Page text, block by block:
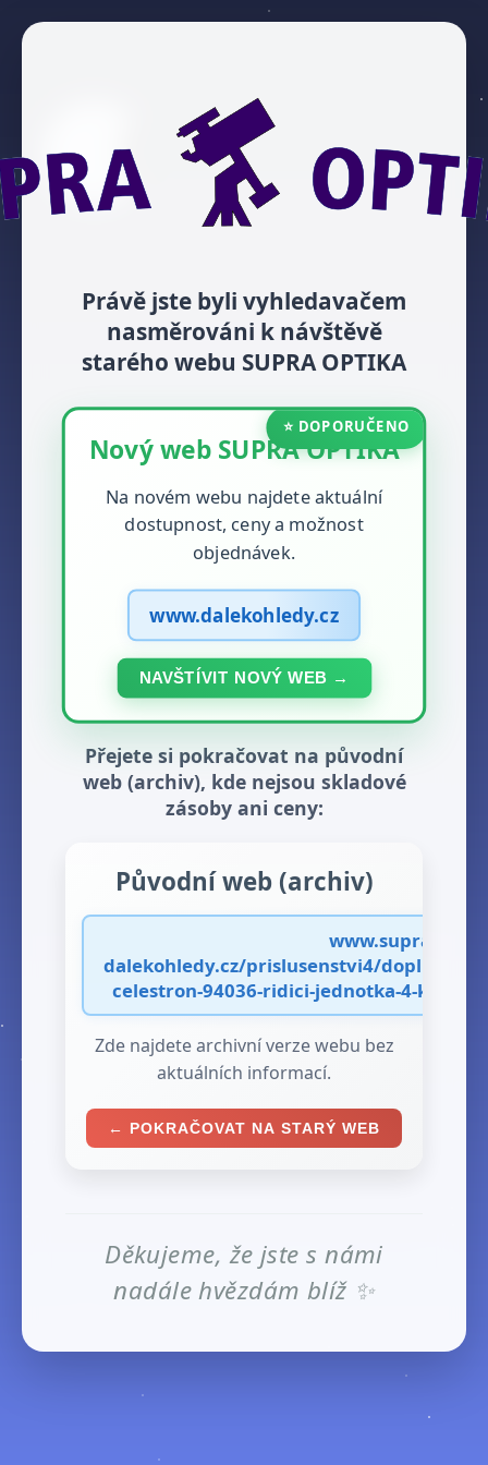
Právě jste byli vyhledavačem
nasměrováni k návštěvě
starého webu SUPRA OPTIKA
⭐ DOPORUČENO
Nový web SUPRA OPTIKA
Na novém webu najdete aktuální
dostupnost, ceny a možnost
objednávek.
www.dalekohledy.cz
NAVŠTÍVIT NOVÝ WEB →
Přejete si pokračovat na původní
web (archiv), kde nejsou skladové
zásoby ani ceny:
Původní web (archiv)
www.supra-
dalekohledy.cz/prislusenstvi4/doplnky8/
celestron-94036-ridici-jednotka-4-
Zde najdete archivní verze webu bez
aktuálních informací.
← POKRAČOVAT NA STARÝ WEB
Děkujeme, že jste s námi
nadále hvězdám blíž ✨